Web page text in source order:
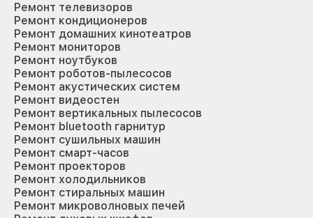
Ремонт телевизоров
Ремонт кондиционеров
Ремонт домашних кинотеатров
Ремонт мониторов
Ремонт ноутбуков
Ремонт роботов-пылесосов
Ремонт акустических систем
Ремонт видеостен
Ремонт вертикальных пылесосов
Ремонт bluetooth гарнитур
Ремонт сушильных машин
Ремонт смарт-часов
Ремонт проекторов
Ремонт холодильников
Ремонт стиральных машин
Ремонт микроволновых печей